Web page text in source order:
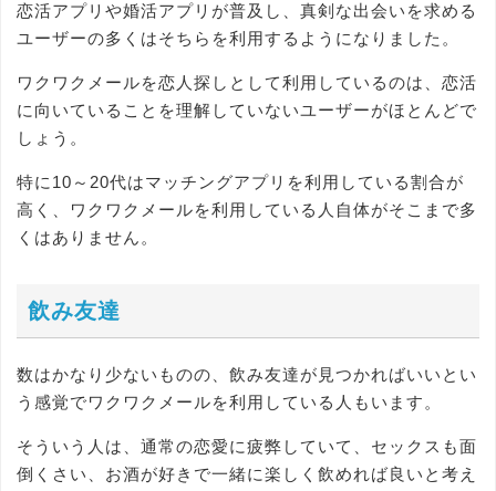
恋活アプリや婚活アプリが普及し、真剣な出会いを求める
ユーザーの多くはそちらを利用するようになりました。
ワクワクメールを恋人探しとして利用しているのは、恋活
に向いていることを理解していないユーザーがほとんどで
しょう。
特に10～20代はマッチングアプリを利用している割合が
高く、ワクワクメールを利用している人自体がそこまで多
くはありません。
飲み友達
数はかなり少ないものの、飲み友達が見つかればいいとい
う感覚でワクワクメールを利用している人もいます。
そういう人は、通常の恋愛に疲弊していて、セックスも面
倒くさい、お酒が好きで一緒に楽しく飲めれば良いと考え